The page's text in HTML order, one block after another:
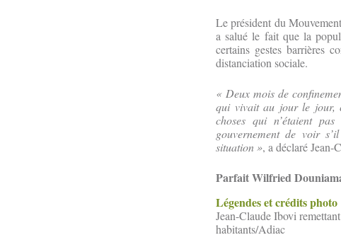
Le président du
a salué le fait que la
certains gestes barrières
distanciation sociale.
« Deux mois de
qui vivait au jour le jour,
choses qui n’étaient
gouvernement de voir
situation », a déclaré Jean-
Parfait Wilfried
Légendes et crédits photo
Jean-Claude Ibovi
habitants/Adiac